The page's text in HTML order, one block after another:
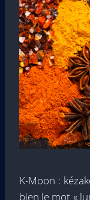
K-Moon :
bien le mot «